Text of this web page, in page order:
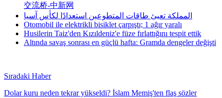
交流桥-中新网
المملكة تعبئ طاقات المتطوعين استعدادًا لكأس آسيا
Otomobil ile elektrikli bisiklet çarpıştı; 1 ağır yaralı
Husilerin Taiz'den Kızıldeniz'e füze fırlattığını tespit ettik
Altında savaş sonrası en güçlü hafta: Gramda dengeler değişti
Sıradaki Haber
Dolar kuru neden tekrar yükseldi? İslam Memiş'ten flaş sözler